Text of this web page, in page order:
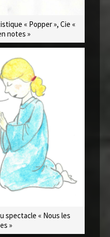
« Popper », Cie «
notes »
spectacle « Nous les
»